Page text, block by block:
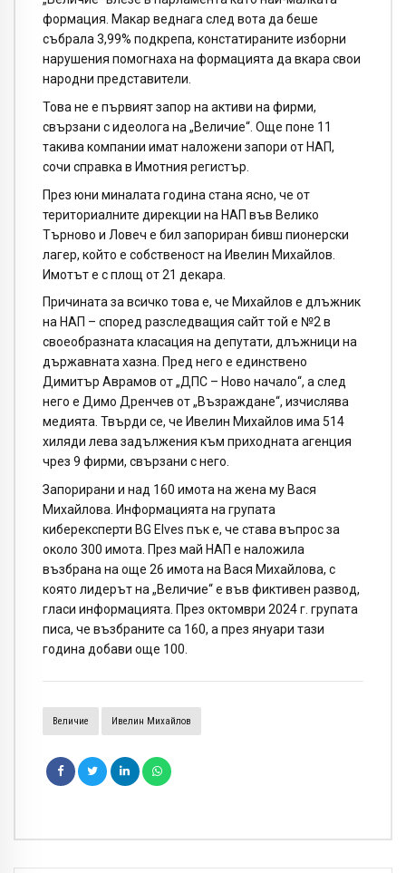
формация. Макар веднага след вота да беше
събрала 3,99% подкрепа, констатираните изборни
нарушения помогнаха на формацията да вкара свои
народни представители.
Това не е първият запор на активи на фирми,
свързани с идеолога на „Величие“. Още поне 11
такива компании имат наложени запори от НАП,
сочи справка в Имотния регистър.
През юни миналата година стана ясно, че от
териториалните дирекции на НАП във Велико
Търново и Ловеч е бил запориран бивш пионерски
лагер, който е собственост на Ивелин Михайлов.
Имотът е с площ от 21 декара.
Причината за всичко това е, че Михайлов е длъжник
на НАП – според разследващия сайт той е №2 в
своеобразната класация на депутати, длъжници на
държавната хазна. Пред него е единствено
Димитър Аврамов от „ДПС – Ново начало“, а след
него е Димо Дренчев от „Възраждане“, изчислява
медията. Твърди се, че Ивелин Михайлов има 514
хиляди лева задължения към приходната агенция
чрез 9 фирми, свързани с него.
Запорирани и над 160 имота на жена му Вася
Михайлова. Информацията на групата
киберексперти BG Elves пък е, че става въпрос за
около 300 имота. През май НАП е наложила
възбрана на още 26 имота на Вася Михайлова, с
която лидерът на „Величие“ е във фиктивен развод,
гласи информацията. През октомври 2024 г. групата
писа, че възбраните са 160, а през януари тази
година добави още 100.
Величие Ивелин Михайлов